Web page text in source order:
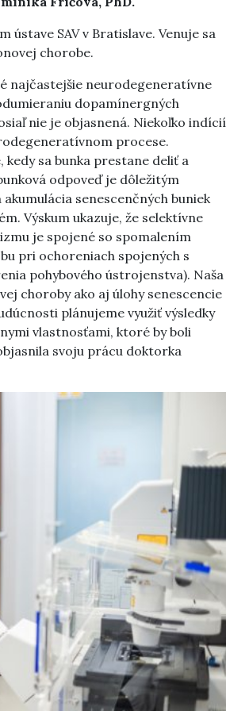
SAV v Bratislave. Venuje sa
chorobe.
najčastejšie neurodegeneratívne
dopamínergných
nie je objasnená. Niekoľko indícií
procese.
sa bunka prestane deliť a
odpoveď je dôležitým
senescenčných buniek
Výskum ukazuje, že selektívne
je spojené so spomalením
pri ochoreniach spojených s
pohybového ústrojenstva). Naša
choroby ako aj úlohy senescencie
plánujeme využiť výsledky
vlastnosťami, ktoré by boli
svoju prácu doktorka